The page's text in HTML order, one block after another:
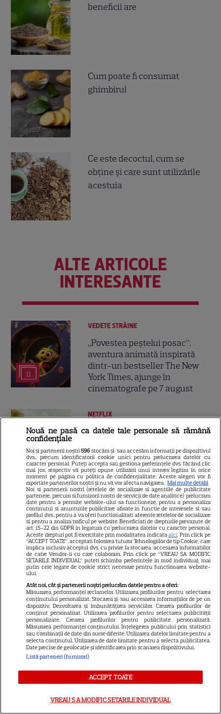
beneficii are
Cum poate fi consumat
ghimbirul
Ce este decoctul, cum se
obţine şi care sunt utilizările
acestuia
ALTE ARTICOLE
INTERESANTE
11
VEDETE STRĂINE
„Povestea peștelui posac”,
aventura animată inspirată
dintr-un bestseller The New
York Times, ajunge în
cinematografe pe 7 august
16
NETFLIX
Noutăți Netflix în august 2026:
noile sezoane din „Outer
Banks” și „Un veac de
singurătate”
14
VEDETE STRĂINE
Sean Astin din „Stăpânul
Inelelor” a fost nevoit să își
vândă casa din cauza
salariului mic: Câți bani a
primit de fapt
14
VEDETE STRĂINE
Elon Musk, atac la adresa
regizorului premiat cu Oscar
care a realizat documentarul
despre viața sa. Filmul are 232
de minute
VEDETE STRĂINE
Marvel are un nou Black
Nouă ne pasă ca datele tale personale să rămână
confidențiale
Noi și partenerii noștri596 stocăm și/sau accesăm informații pe dispozitivul
dvs., precum identificatorii cookie unici pentru prelucrarea datelor cu
caracter personal. Puteți accepta sau gestiona preferințele dvs. făcând clic
mai jos, respectiv vă puteți opune utilizării unui interes legitim în orice
moment pe pagina cu politica de confidențialitate. Aceste alegeri vor fi
raportate partenerilor noștri și nu vă vor afecta navigarea. Mai multe detalii
Noi si partenerii nostri (retelele de socializare si agentiile de publicitate
partenere, precum si furnizorii nostri de servicii de date analitice) prelucram
date pentru a permite website-ului sa functioneze, pentru a personaliza
continutul si anunturile publicitare afisate in functie de interesele si/sau
profilul dvs., pentru a va oferi functionalitati aferente retelelor de socializare
si pentru a analiza traficul pe website. Beneficiati de drepturile prevazute de
art. 15-22 din GDPR in legatura cu prelucrarea datelor cu caracter personal.
Aceste drepturi pot fi exercitate prin modalitatea indicataaici. Prin click pe
“ACCEPT TOATE”, acceptati folosirea tuturor Tehnologiilor de tip Cookie, care
implica inclusiv acceptul dvs. cu privire la stocarea/accesarea informatiilor
de catre Vendor-ii cu care colaboram. Prin click pe “VREAU SA MODIFIC
SETARILE INDIVIDUAL” puteti schimba preferintele in mod individual, mai
putin cele legate de cookie strict necesare pentru functionarea website-
ului.
Atât noi, cât și partenerii noștri prelucrăm datele pentru a oferi:
Măsurarea performanței reclamelor. Utilizarea profilurilor pentru selectarea
conținutului personalizat. Stocarea și/sau accesarea informațiilor de pe un
dispozitiv. Dezvoltarea și îmbunătățirea serviciilor. Crearea profilurilor de
conținut personalizat. Utilizarea profilurilor pentru selectarea publicității
personalizate. Crearea profilurilor pentru publicitate personalizată.
Măsurarea performanței conținutului. Înțelegerea publicului prin statistici
sau combinații de date din surse diferite. Utilizarea datelor limitate pentru a
selecta conținutul. Utilizarea de date limitate pentru a selecta publicitatea.
Date precise de geolocație și identificarea prin scanarea dispozitivului.
Listă parteneri (furnizori)
ACCEPT TOATE
VREAU SA MODIFIC SETARILE INDIVIDUAL